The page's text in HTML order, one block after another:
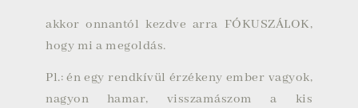
akkor onnantól kezdve arra FÓKUSZÁLOK,
hogy mi a megoldás.
Pl.: én egy rendkívül érzékeny ember vagyok,
nagyon hamar, visszamászom a kis